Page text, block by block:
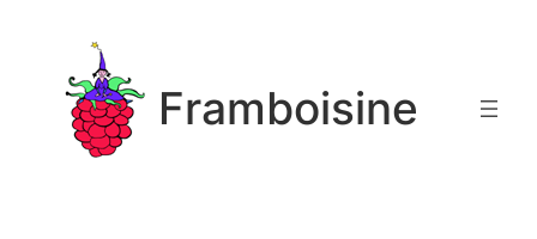
contenu
Framboisine